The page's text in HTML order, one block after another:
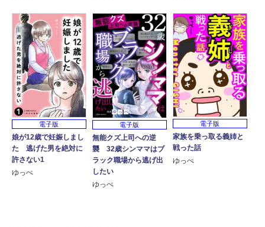
電子版
娘が12歳で妊娠しまし
た 逃げた男を絶対に
許さない1
ゆっぺ
電子版
無能クズ上司への逆
襲 32歳シンママはブ
ラック職場から逃げ出
したい
ゆっぺ
電子版
家族を乗っ取る義姉と
戦った話
ゆっぺ